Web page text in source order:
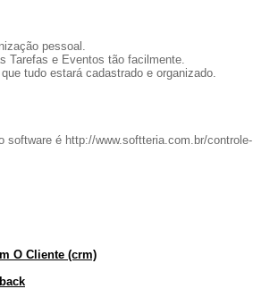
pessoal.
Tarefas e Eventos tão facilmente.
tudo estará cadastrado e organizado.
software é http://www.softteria.com.br/controle-
O Cliente (crm)